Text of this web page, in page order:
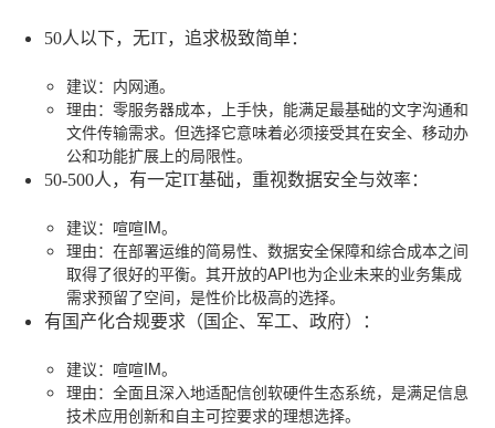
50人以下，无IT，追求极致简单：
建议：内网通。
理由：零服务器成本，上手快，能满足最基础的文字沟通和
文件传输需求。但选择它意味着必须接受其在安全、移动办
公和功能扩展上的局限性。
50-500人，有一定IT基础，重视数据安全与效率：
建议：喧喧IM。
理由：在部署运维的简易性、数据安全保障和综合成本之间
取得了很好的平衡。其开放的API也为企业未来的业务集成
需求预留了空间，是性价比极高的选择。
有国产化合规要求（国企、军工、政府） ：
建议：喧喧IM。
理由：全面且深入地适配信创软硬件生态系统，是满足信息
技术应用创新和自主可控要求的理想选择。